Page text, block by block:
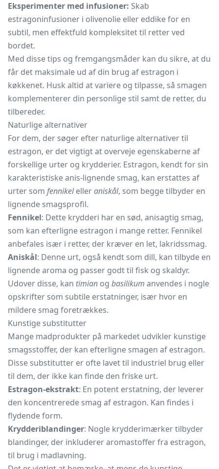
Eksperimenter med infusioner: Skab
estragoninfusioner i olivenolie eller eddike for en
subtil, men effektfuld kompleksitet til retter ved
bordet.
Med disse tips og fremgangsmåder kan du sikre, at du
får det maksimale ud af din brug af estragon i
køkkenet. Husk altid at variere og tilpasse, så smagen
komplementerer din personlige stil samt de retter, du
tilbereder.
Naturlige alternativer
For dem, der søger efter naturlige alternativer til
estragon, er det vigtigt at overveje egenskaberne af
forskellige urter og krydderier. Estragon, kendt for sin
karakteristiske anis-lignende smag, kan erstattes af
urter som fennikelelleraniskål, som begge tilbyder en
lignende smagsprofil.
Fennikel: Dette krydderi har en sød, anisagtig smag,
som kan efterligne estragon i mange retter. Fennikel
anbefales især i retter, der kræver en let, lakridssmag.
Aniskål: Denne urt, også kendt som dill, kan tilbyde en
lignende aroma og passer godt til fisk og skaldyr.
Udover disse, kan timian og basilikum anvendes i nogle
opskrifter som subtile erstatninger, især hvor en
mildere smag foretrækkes.
Kunstige substitutter
Mange madprodukter på markedet udvikler kunstige
smagsstoffer, der kan efterligne smagen af estragon.
Disse substitutter er ofte lavet til industriel brug eller
til dem, der ikke kan finde den friske urt.
Estragon-ekstrakt: En potent erstatning, der leverer
den koncentrerede smag af estragon. Kan findes i
flydende form.
Krydderiblandinger: Nogle krydderimærker tilbyder
blandinger, der inkluderer aromastoffer fra estragon,
til brug i madlavning.